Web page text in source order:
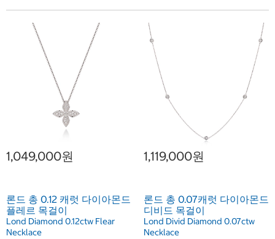
1,049,000원
론드 총 0.12 캐럿 다이아몬드
플레르 목걸이
Lond Diamond 0.12ctw Flear
Necklace
1,119,000원
론드 총 0.07캐럿 다이아몬드
디비드 목걸이
Lond Divid Diamond 0.07ctw
Necklace